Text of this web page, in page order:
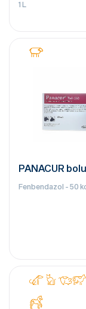
1 L
PANACUR
Fenbendazol - 50